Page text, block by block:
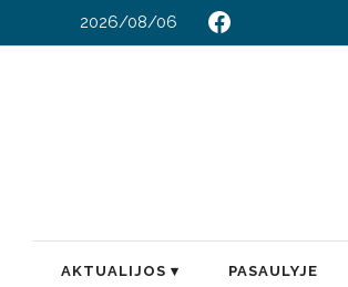
2026/08/06
AKTUALIJOS PASAULYJE